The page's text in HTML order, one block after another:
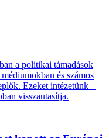
a politikai támadások
és számos
Ezeket intézetünk –
visszautasítja.